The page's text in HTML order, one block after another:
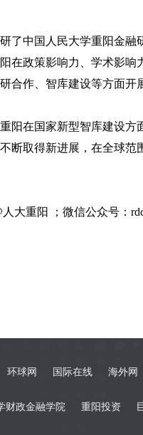
了中国人民大学重阳金
在政策影响力、学术影
合作、智库建设等方面开
阳在国家新型智库建设
断取得新进展，在全球范
大重阳 ；微信公众号：
环球网 国际在线 海外网
财政金融学院 重阳投资